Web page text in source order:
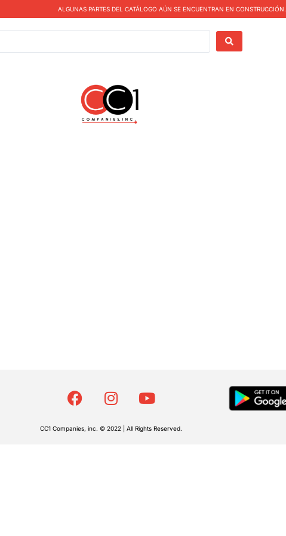
ALGUNAS PARTES DEL CATÁLOGO AÚN SE ENCUENTRAN EN CONSTRUCCIÓN.
CC1 Companies, inc. © 2022 | All Rights Reserved.